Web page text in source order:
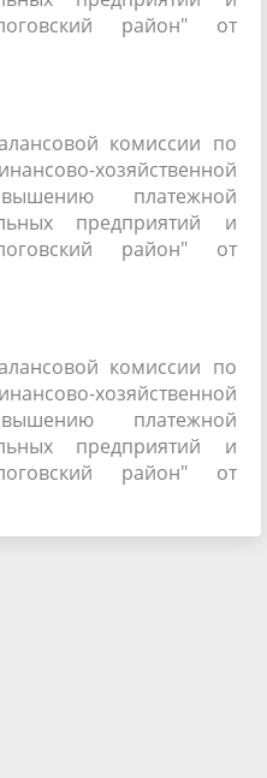
район" от
комиссии по
хозяйственной
платежной
предприятий и
район" от
комиссии по
хозяйственной
платежной
предприятий и
район" от